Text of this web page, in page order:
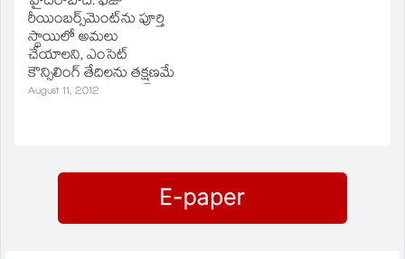
రీయింబర్స్‌మెంట్‌ను పూర్తి
స్థాయిలో అమలు
చేయాలని, ఎంసెట్‌
కౌన్సిలింగ్‌ తేదిలను తక్షణమే
ప్రకటించాలని డిమాండ్‌
తార్నాక వైపు వెళ్తుండగా
ఓయు పోలీసు స్టేషన్‌ వద్ద
పోలీసులు వారిని అరెస్ట్‌
August 11, 2012